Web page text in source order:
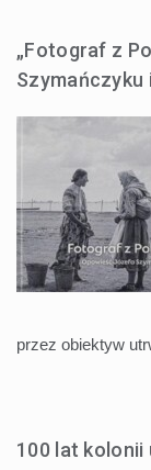
„Fotograf z
przez obiektyw
100 lat kolonii